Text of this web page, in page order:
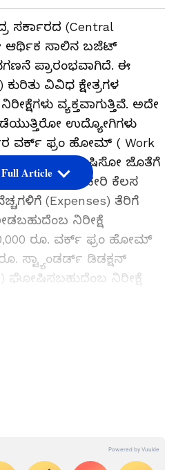
ಸರ್ಕಾರದ (Central
ಆರ್ಥಿಕ ಸಾಲಿನ ಬಜೆಟ್
ಪ್ರಾರಂಭವಾಗಿದೆ. ಈ
ವಿವಿಧ ಕ್ಷೇತ್ರಗಳ
ವ್ಯಕ್ತವಾಗುತ್ತಿವೆ. ಅದೇ
ಉದ್ಯೋಗಿಗಳು
ವರ್ಕ್ ಫ್ರಂ ಹೋಮ್ ( Work
ಘೋಷಿಸೋ ಜೊತೆಗೆ
ಕಚೇರಿ ಕೆಲಸ
(Expenses) ತೆರಿಗೆ
ನಿರೀಕ್ಷೆ
ರೂ. ವರ್ಕ್ ಫ್ರಂ ಹೋಮ್
ಸ್ಟ್ಯಾಂಡರ್ಡ್ ಡಿಡಕ್ಷನ್
ಘೋಷಿಸಬಹುದೆಂಬ ನಿರೀಕ್ಷೆ
ಟೆಲಿಫೋನ್ ಬಿಲ್ ಗಳು
Full Article